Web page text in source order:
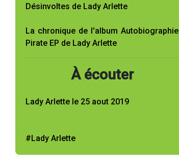
Désinvoltes de Lady Arlette
La chronique de l'album Autobiographie
Pirate EP de Lady Arlette
À écouter
Lady Arlette le 25 aout 2019
#Lady Arlette